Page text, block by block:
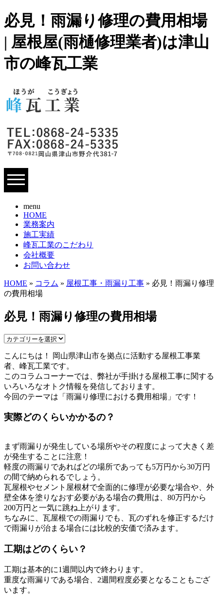
必見！雨漏り修理の費用相場
| 屋根屋(雨樋修理業者)は津山
市の峰瓦工業
menu
HOME
業務案内
施工実績
峰瓦工業のこだわり
会社概要
お問い合わせ
HOME » コラム » 屋根工事・雨漏り工事 » 必見！雨漏り修理
の費用相場
必見！雨漏り修理の費用相場
こんにちは！ 岡山県津山市を拠点に活動する屋根工事業
者、峰瓦工業です。
このコラムコーナーでは、弊社が手掛ける屋根工事に関する
いろいろなオトク情報を発信しております。
今回のテーマは「雨漏り修理における費用相場」です！
実際どのくらいかかるの？
まず雨漏りが発生している場所やその程度によって大きく差
が発生することに注意！
軽度の雨漏りであればどの場所であっても5万円から30万円
の間で納められるでしょう。
瓦屋根やセメント屋根材で全面的に修理が必要な場合や、外
壁全体を塗りなおす必要がある場合の費用は、80万円から
200万円と一気に跳ね上がります。
ちなみに、瓦屋根での雨漏りでも、瓦のずれを修正するだけ
で雨漏りが治まる場合には比較的安価で済みます。
工期はどのくらい？
工期は基本的に1週間以内で終わります。
重度な雨漏りである場合、2週間程度必要となることもござ
います。